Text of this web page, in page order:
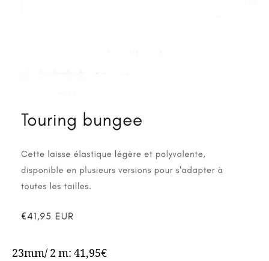
23mm/ 2 m: 41,95€